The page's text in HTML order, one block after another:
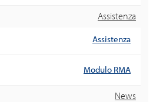
Assistenza
Assistenza
Modulo RMA
News